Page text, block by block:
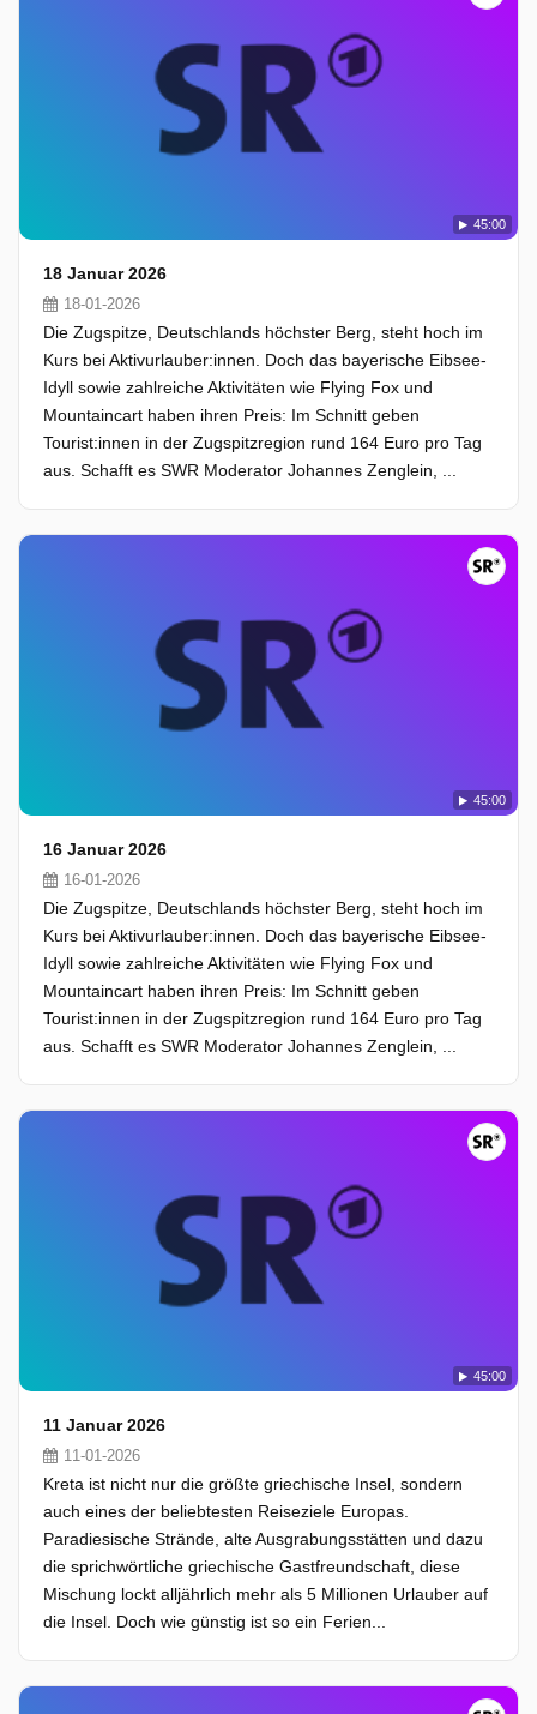
45:00
18 Januar 2026
18-01-2026
Die Zugspitze, Deutschlands höchster Berg, steht hoch im
Kurs bei Aktivurlauber:innen. Doch das bayerische Eibsee-
Idyll sowie zahlreiche Aktivitäten wie Flying Fox und
Mountaincart haben ihren Preis: Im Schnitt geben
Tourist:innen in der Zugspitzregion rund 164 Euro pro Tag
aus. Schafft es SWR Moderator Johannes Zenglein, ...
45:00
16 Januar 2026
16-01-2026
Die Zugspitze, Deutschlands höchster Berg, steht hoch im
Kurs bei Aktivurlauber:innen. Doch das bayerische Eibsee-
Idyll sowie zahlreiche Aktivitäten wie Flying Fox und
Mountaincart haben ihren Preis: Im Schnitt geben
Tourist:innen in der Zugspitzregion rund 164 Euro pro Tag
aus. Schafft es SWR Moderator Johannes Zenglein, ...
45:00
11 Januar 2026
11-01-2026
Kreta ist nicht nur die größte griechische Insel, sondern
auch eines der beliebtesten Reiseziele Europas.
Paradiesische Strände, alte Ausgrabungsstätten und dazu
die sprichwörtliche griechische Gastfreundschaft, diese
Mischung lockt alljährlich mehr als 5 Millionen Urlauber auf
die Insel. Doch wie günstig ist so ein Ferien...